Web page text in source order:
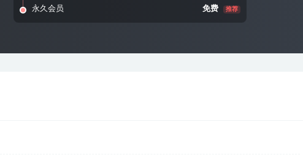
永久会员 免费 推荐